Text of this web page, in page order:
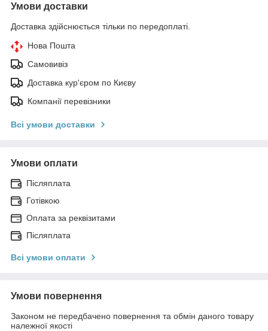
Умови доставки
Доставка здійснюється тільки по передоплаті.
Нова Пошта
Самовивіз
Доставка кур'єром по Києву
Компанії перевізники
Всі умови доставки
Умови оплати
Післяплата
Готівкою
Оплата за реквізитами
Післяплата
Всі умови оплати
Умови повернення
Законом не передбачено повернення та обмін даного товару
належної якості